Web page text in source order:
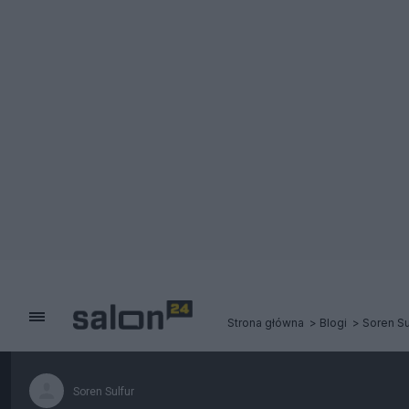
Strona główna Blogi Soren
Soren Sulfur